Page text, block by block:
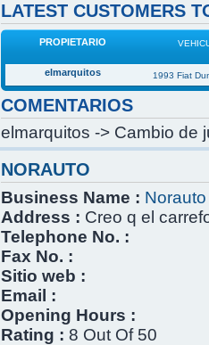
LATEST CUSTOMERS
PROPIETARIO
elmarquitos 1993 Fiat
COMENTARIOS
elmarquitos -> Cambio de
NORAUTO
Business Name : Norauto
Address : Creo q el
Telephone No. :
Fax No. :
Sitio web :
Email :
Opening Hours :
Rating : 8 Out Of 50